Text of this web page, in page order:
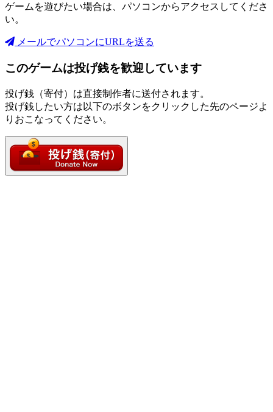
ゲームを遊びたい場合は、パソコンからアクセスしてくださ
い。
メールでパソコンにURLを送る
このゲームは投げ銭を歓迎しています
投げ銭（寄付）は直接制作者に送付されます。
投げ銭したい方は以下のボタンをクリックした先のページよ
りおこなってください。